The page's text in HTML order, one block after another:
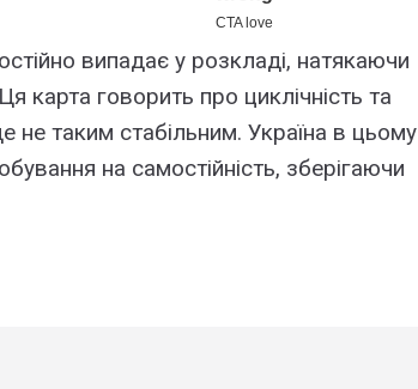
випадає у розкладі, натякаючи
карта говорить про циклічність та
не таким стабільним. Україна в цьому
на самостійність, зберігаючи